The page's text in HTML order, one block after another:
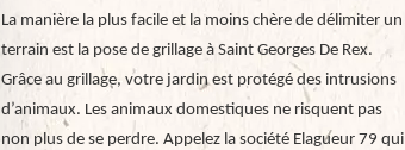
La manière la plus facile et la moins chère de délimiter un
terrain est la pose de grillage à Saint Georges De Rex.
Grâce au grillage, votre jardin est protégé des intrusions
d’animaux. Les animaux domestiques ne risquent pas
non plus de se perdre. Appelez la société Elagueur 79 qui